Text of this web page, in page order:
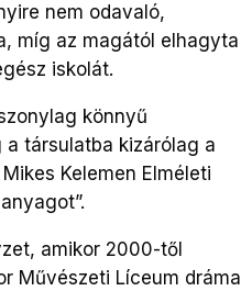
nem odavaló,
míg az magától elhagyta
iskolát.
könnyű
társulatba kizárólag a
Kelemen Elméleti
amikor 2000-től
Művészeti Líceum dráma